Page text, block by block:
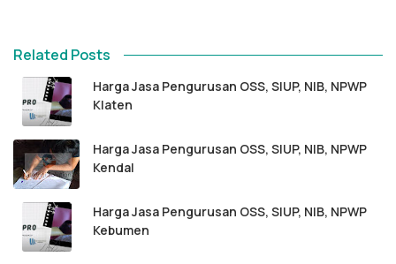
Related Posts
Harga Jasa Pengurusan OSS, SIUP, NIB, NPWP
Klaten
Harga Jasa Pengurusan OSS, SIUP, NIB, NPWP
Kendal
Harga Jasa Pengurusan OSS, SIUP, NIB, NPWP
Kebumen